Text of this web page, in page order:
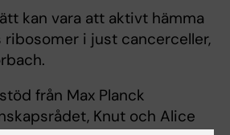
kan vara att aktivt hämma
i just cancerceller,
från Max Planck
Knut och Alice